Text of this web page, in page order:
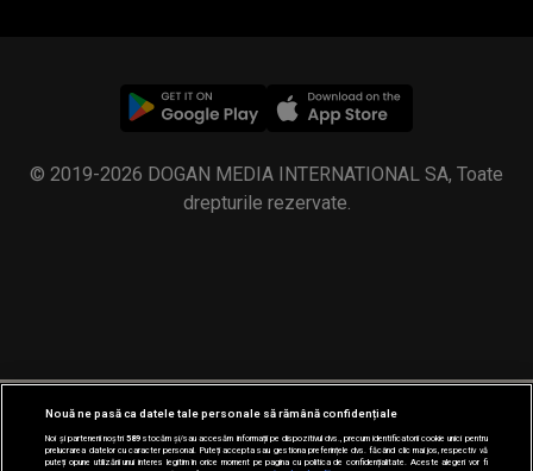
© 2019-2026 DOGAN MEDIA INTERNATIONAL SA, Toate
drepturile rezervate.
Nouă ne pasă ca datele tale personale să rămână confidențiale
Noi și partenerii noștri589stocăm și/sau accesăm informații pe dispozitivul dvs., precum identificatorii cookie unici pentru
prelucrarea datelor cu caracter personal. Puteți accepta sau gestiona preferințele dvs. făcând clic mai jos, respectiv vă
puteți opune utilizării unui interes legitim în orice moment pe pagina cu politica de confidențialitate. Aceste alegeri vor fi